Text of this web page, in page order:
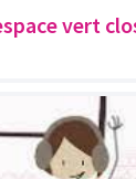
vert